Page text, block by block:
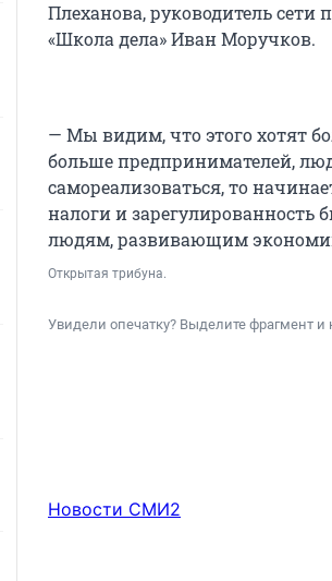
Плеханова, руководитель
«Школа дела» Иван Моручков.
— Мы видим, что этого хотят
больше предпринимателей,
самореализоваться, то
налоги и зарегулированность
людям, развивающим
Открытая трибуна.
Увидели опечатку? Выделите фрагмент и
Новости СМИ2